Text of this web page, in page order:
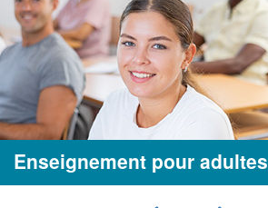
Enseignement pour adultes